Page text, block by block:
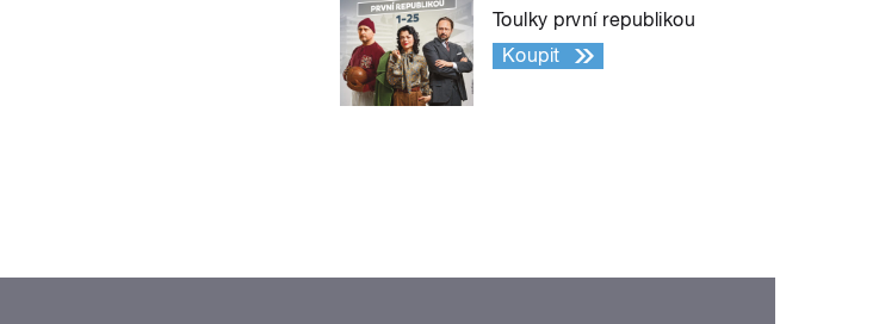
Toulky první republikou
Koupit